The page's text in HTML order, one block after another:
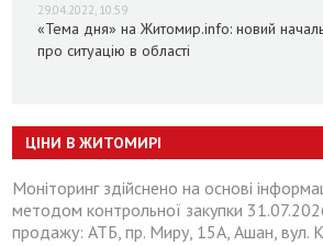
29.04.2022, 10:59
«Тема дня» на Житомир.info: новий
про ситуацію в області
ЦІНИ В ЖИТОМИРІ
Моніторинг здійснено на основі
методом контрольної закупки
продажу: АТБ, пр. Миру, 15А, Ашан, вул.